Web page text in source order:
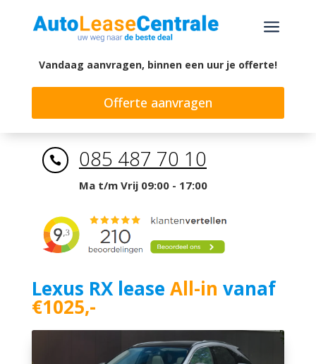
a
Vandaag aanvragen, binnen een uur je offerte!
Offerte aanvragen
 085 487 70 10
Ma t/m Vrij 09:00 - 17:00
Lexus RX lease All-in vanaf
€1025,-